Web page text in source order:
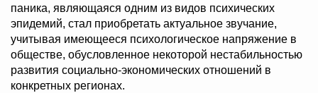
паника, являющаяся одним из видов психических
эпидемий, стал приобретать актуальное звучание,
учитывая имеющееся психологическое напряжение в
обществе, обусловленное некоторой нестабильностью
развития социально-экономических отношений в
конкретных регионах.